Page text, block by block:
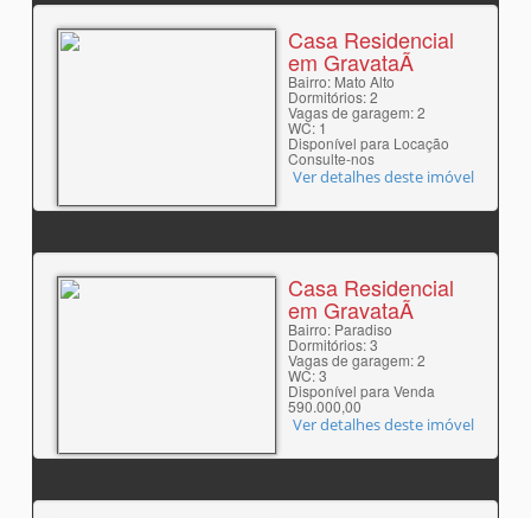
Casa Residencial
em GravataÃ­
Bairro: Mato Alto
Dormitórios: 2
Vagas de garagem: 2
WC: 1
Disponível para Locação
Consulte-nos
Ver detalhes deste imóvel
Casa Residencial
em GravataÃ­
Bairro: Paradiso
Dormitórios: 3
Vagas de garagem: 2
WC: 3
Disponível para Venda
590.000,00
Ver detalhes deste imóvel